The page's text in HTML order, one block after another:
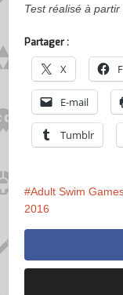
Test réalisé à partir
Partager :
X
E-mail
Tumblr
Adult Swim
2016